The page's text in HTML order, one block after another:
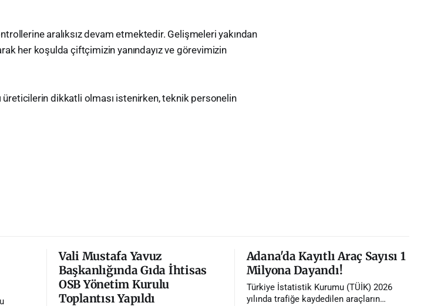
aralıksız devam etmektedir. Gelişmeleri yakından
her koşulda çiftçimizin yanındayız ve görevimizin
üreticilerin dikkatli olması istenirken, teknik personelin
Vali Mustafa Yavuz
Başkanlığında Gıda İhtisas
OSB Yönetim Kurulu
Toplantısı Yapıldı
Adana'da Kayıtlı Araç Sayısı 1
Milyona Dayandı!
Türkiye İstatistik Kurumu (TÜİK) 2026
yılında trafiğe kaydedilen araçların